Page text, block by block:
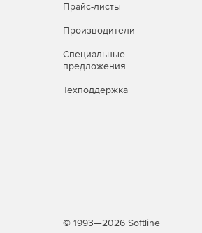
Прайс-листы
Производители
Специальные
предложения
Техподдержка
© 1993—2026 Softline